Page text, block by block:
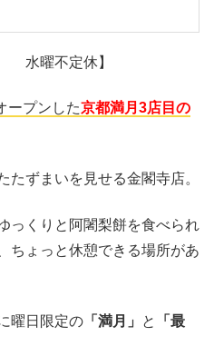
水曜不定休】
ープンした京都満月3店目の
たずまいを見せる金閣寺店。
っくりと阿闍梨餅を食べられ
ちょっと休憩できる場所があ
曜日限定の 「満月」 と
「最